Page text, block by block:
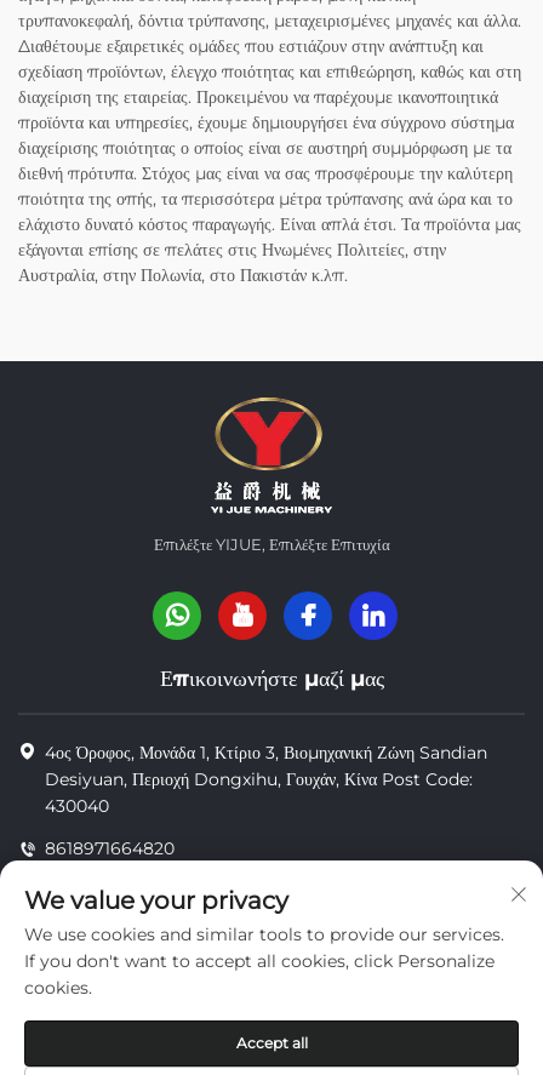
τρυπανοκεφαλή, δόντια τρύπανσης, μεταχειρισμένες μηχανές και άλλα.
Διαθέτουμε εξαιρετικές ομάδες που εστιάζουν στην ανάπτυξη και
σχεδίαση προϊόντων, έλεγχο ποιότητας και επιθεώρηση, καθώς και στη
διαχείριση της εταιρείας. Προκειμένου να παρέχουμε ικανοποιητικά
προϊόντα και υπηρεσίες, έχουμε δημιουργήσει ένα σύγχρονο σύστημα
διαχείρισης ποιότητας ο οποίος είναι σε αυστηρή συμμόρφωση με τα
διεθνή πρότυπα. Στόχος μας είναι να σας προσφέρουμε την καλύτερη
ποιότητα της οπής, τα περισσότερα μέτρα τρύπανσης ανά ώρα και το
ελάχιστο δυνατό κόστος παραγωγής. Είναι απλά έτσι. Τα προϊόντα μας
εξάγονται επίσης σε πελάτες στις Ηνωμένες Πολιτείες, στην
Αυστραλία, στην Πολωνία, στο Πακιστάν κ.λπ.
Επιλέξτε YIJUE, Επιλέξτε Επιτυχία
Επικοινωνήστε μαζί μας
4ος Όροφος, Μονάδα 1, Κτίριο 3, Βιομηχανική Ζώνη Sandian
Desiyuan, Περιοχή Dongxihu, Γουχάν, Κίνα Post Code:
430040
8618971664820
[email protected]
προστασία Προσωπικών Δεδομένων
We value your privacy
We use cookies and similar tools to provide our services.
If you don't want to accept all cookies, click Personalize
cookies.
Accept all